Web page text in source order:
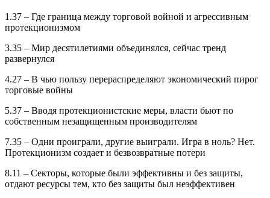
1.37 – Где граница между торговой войной и агрессивным
протекционизмом
3.35 – Мир десятилетиями объединялся, сейчас тренд
развернулся
4.27 – В чью пользу перераспределяют экономический пирог
торговые войны
5.37 – Вводя протекционистские меры, власти бьют по
собственным незащищенным производителям
7.35 – Одни проиграли, другие выиграли. Игра в ноль? Нет.
Протекционизм создает и безвозвратные потери
8.11 – Секторы, которые были эффективны и без защиты,
отдают ресурсы тем, кто без защиты был неэффективен